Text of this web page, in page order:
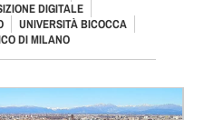
DIGITALE
UNIVERSITÀ BICOCCA
DI MILANO